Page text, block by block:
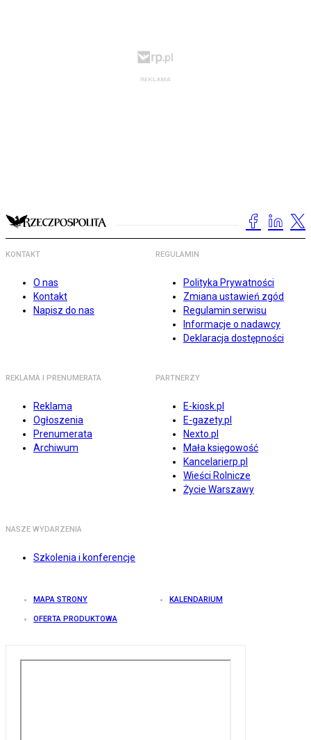
KONTAKT
O nas
Kontakt
Napisz do nas
REGULAMIN
Polityka Prywatności
Zmiana ustawień zgód
Regulamin serwisu
Informacje o nadawcy
Deklaracja dostępności
REKLAMA I PRENUMERATA
Reklama
Ogłoszenia
Prenumerata
Archiwum
PARTNERZY
E-kiosk.pl
E-gazety.pl
Nexto.pl
Mała księgowość
Kancelarierp.pl
Wieści Rolnicze
Życie Warszawy
NASZE WYDARZENIA
Szkolenia i konferencje
MAPA STRONY KALENDARIUM
OFERTA PRODUKTOWA